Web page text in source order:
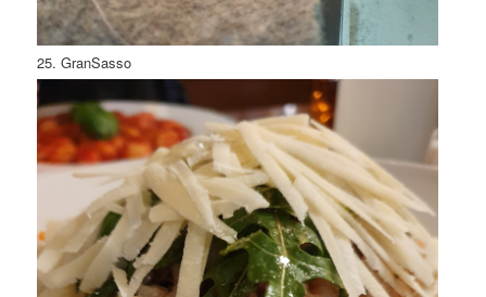
25. GranSasso